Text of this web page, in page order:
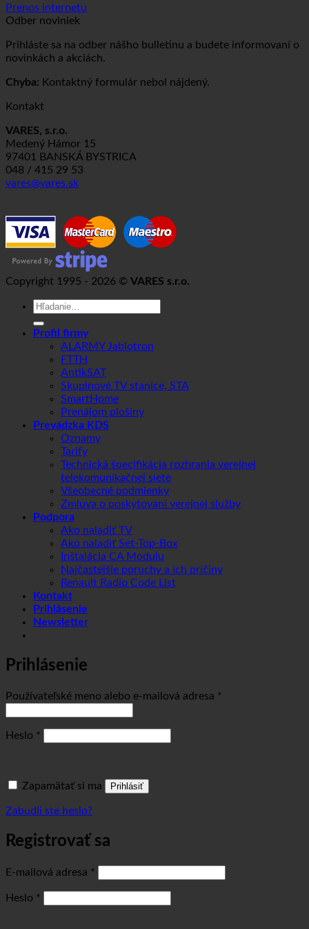
Prenos internetu
Odber noviniek
Prihláste sa na odber nášho bulletinu a budete informovaní o
novinkách a akciách.
Chyba: Kontaktný formulár nebol nájdený.
Kontakt
VARES, s.r.o.
Medený Hámor 15
97401 BANSKÁ BYSTRICA
048 / 415 29 53
vares@vares.sk
Copyright 1995 - 2026 © VARES s.r.o.
Hľadať:
Profil firmy
ALARMY Jablotron
FTTH
AntikSAT
Skupinové TV stanice, STA
SmartHome
Prenájom plošiny
Prevádzka KDS
Oznamy
Tarify
Technická špecifikácia rozhrania verejnej
telekomunikačnej siete
Všeobecné podmienky
Zmluva o poskytovaní verejnej služby
Podpora
Ako naladiť TV
Ako naladiť Set-Top-Box
Inštalácia CA Modulu
Najčastejšie poruchy a ich príčiny
Renault Radio Code List
Kontakt
Prihlásenie
Newsletter
Prihlásenie
Používateľské meno alebo e-mailová adresa *
Heslo *
Zapamätať si ma Prihlásiť
Zabudli ste heslo?
Registrovať sa
E-mailová adresa *
Heslo *